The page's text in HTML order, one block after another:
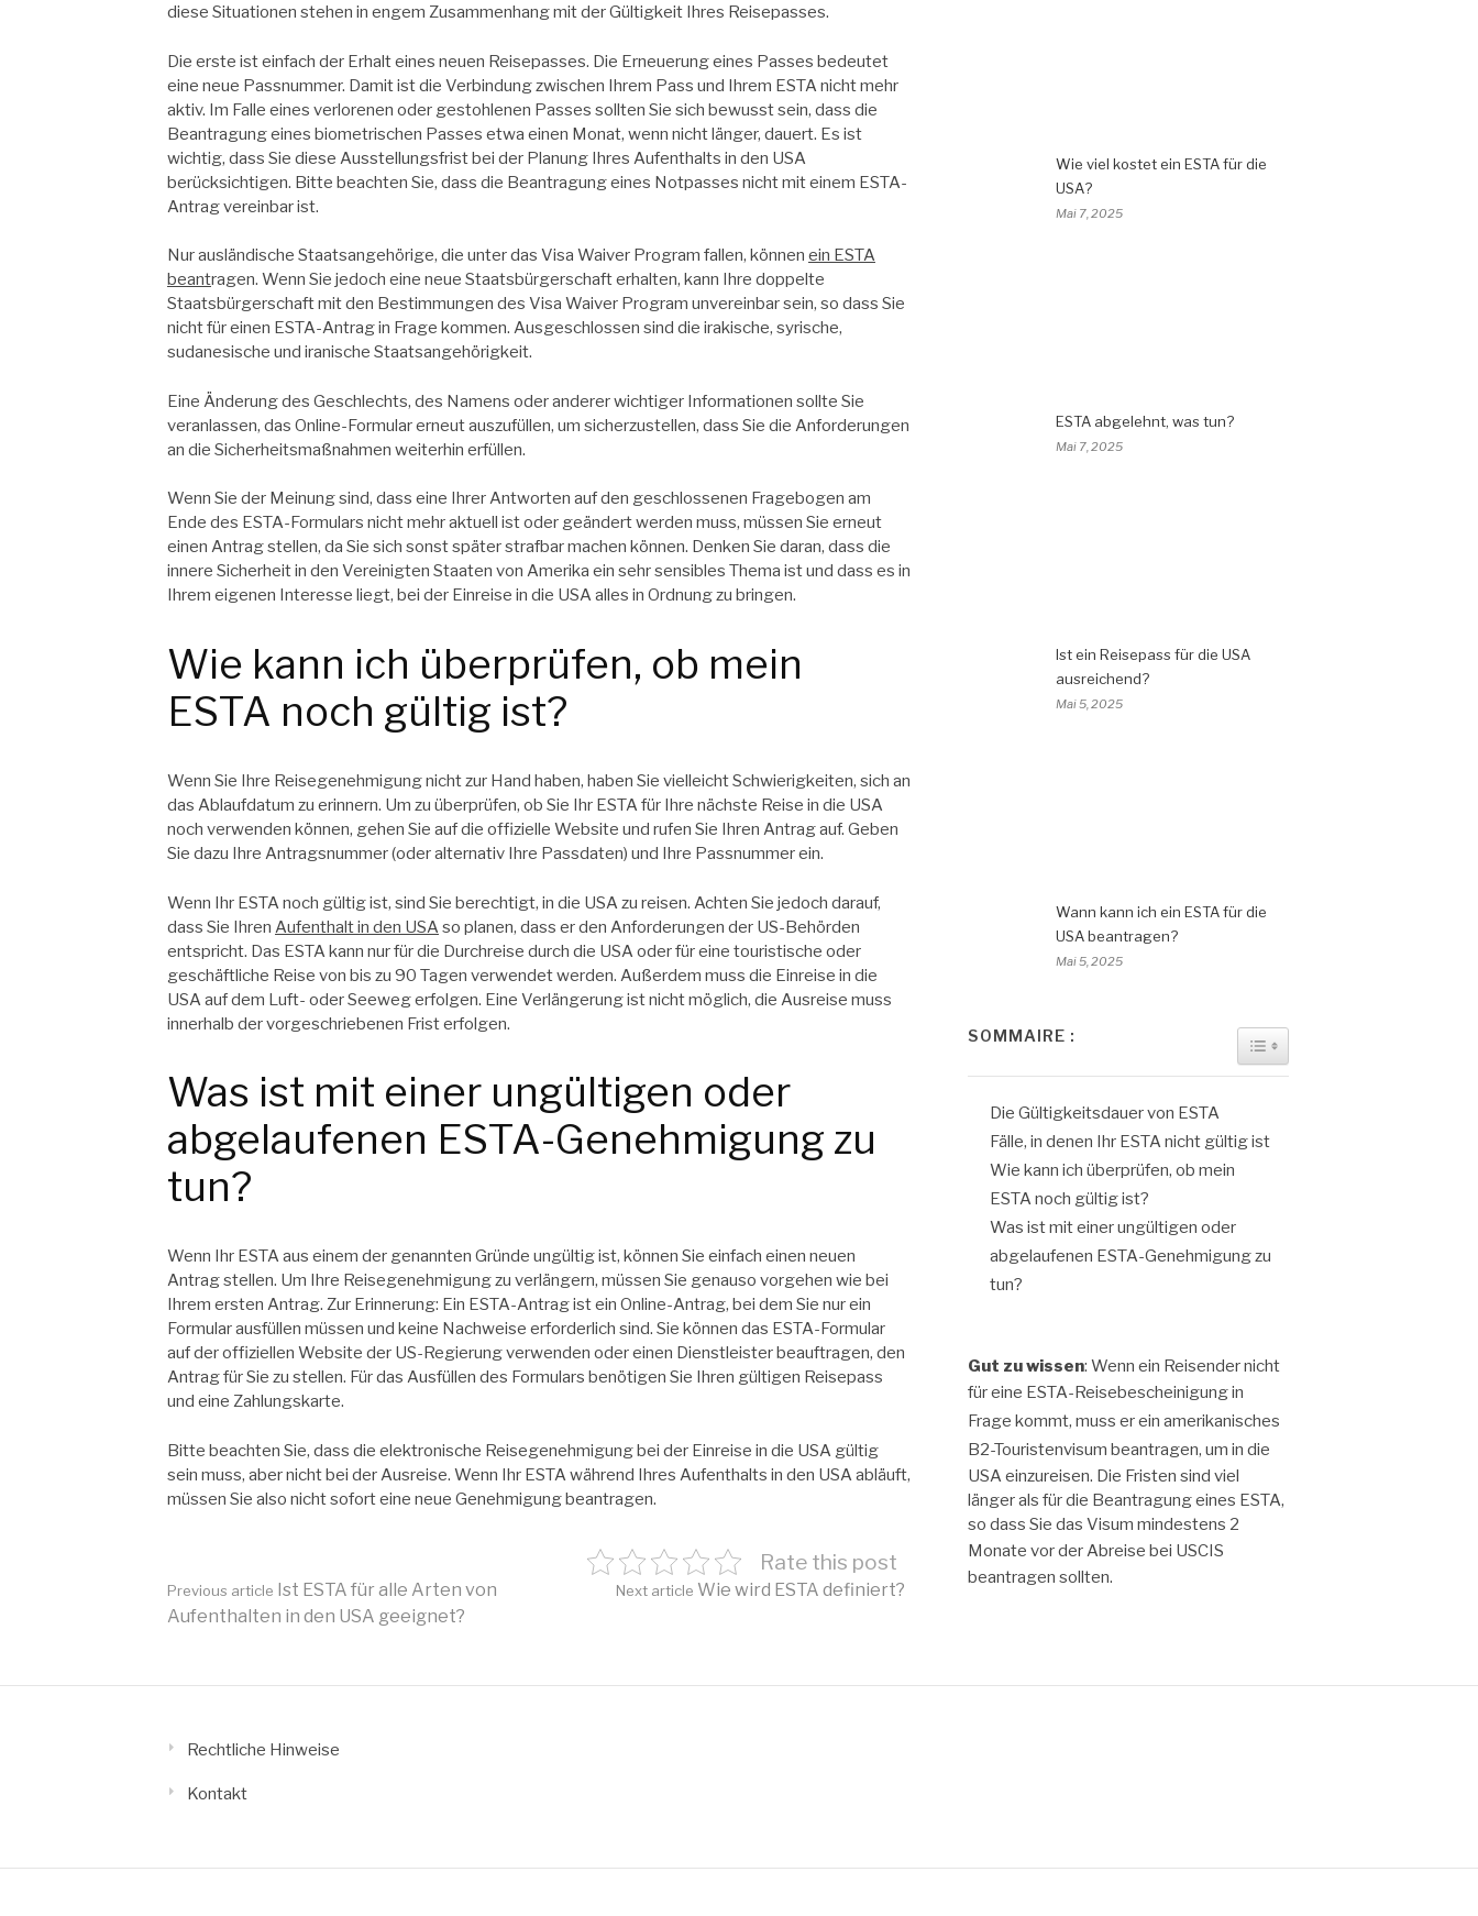
diese Situationen stehen in engem Zusammenhang mit der Gültigkeit Ihres Reisepasses.
Die erste ist einfach der Erhalt eines neuen Reisepasses. Die Erneuerung eines Passes bedeutet
eine neue Passnummer. Damit ist die Verbindung zwischen Ihrem Pass und Ihrem ESTA nicht mehr
aktiv. Im Falle eines verlorenen oder gestohlenen Passes sollten Sie sich bewusst sein, dass die
Beantragung eines biometrischen Passes etwa einen Monat, wenn nicht länger, dauert. Es ist
wichtig, dass Sie diese Ausstellungsfrist bei der Planung Ihres Aufenthalts in den USA
berücksichtigen. Bitte beachten Sie, dass die Beantragung eines Notpasses nicht mit einem ESTA-
Antrag vereinbar ist.
Nur ausländische Staatsangehörige, die unter das Visa Waiver Program fallen, können ein ESTA
beantragen. Wenn Sie jedoch eine neue Staatsbürgerschaft erhalten, kann Ihre doppelte
Staatsbürgerschaft mit den Bestimmungen des Visa Waiver Program unvereinbar sein, so dass Sie
nicht füreinen ESTA-Antragin Frage kommen. Ausgeschlossen sind die irakische, syrische,
sudanesische und iranische Staatsangehörigkeit.
Eine Änderung des Geschlechts, des Namens oder anderer wichtiger Informationen sollte Sie
veranlassen, das Online-Formular erneut auszufüllen, um sicherzustellen, dass Sie die Anforderungen
an die Sicherheitsmaßnahmen weiterhin erfüllen.
Wenn Sie der Meinung sind, dass eine Ihrer Antworten auf den geschlossenen Fragebogen am
Ende des ESTA-Formulars nicht mehr aktuell ist oder geändert werden muss, müssen Sie erneut
einen Antrag stellen, da Sie sich sonst später strafbar machen können. Denken Sie daran, dass die
innere Sicherheit in den Vereinigten Staaten von Amerika ein sehr sensibles Thema ist und dass es in
Ihrem eigenen Interesse liegt, bei der Einreise in die USA alles in Ordnung zu bringen.
Wie kann ich überprüfen, ob mein
ESTA noch gültig ist?
Wenn Sie Ihre Reisegenehmigung nicht zur Hand haben, haben Sie vielleicht Schwierigkeiten, sich an
das Ablaufdatum zu erinnern. Um zu überprüfen, ob Sie Ihr ESTA für Ihre nächste Reise in die USA
noch verwenden können, gehen Sie auf die offizielle Website und rufen Sie Ihren Antrag auf. Geben
Sie dazu Ihre Antragsnummer (oder alternativ Ihre Passdaten) und Ihre Passnummer ein.
Wenn Ihr ESTA noch gültig ist, sind Sie berechtigt, in die USA zu reisen. Achten Sie jedoch darauf,
dass Sie Ihren Aufenthalt in den USAso planen, dass er den Anforderungen der US-Behörden
entspricht. Das ESTA kann nur für die Durchreise durch die USA oder für eine touristische oder
geschäftliche Reise von bis zu 90 Tagen verwendet werden. Außerdem muss die Einreise in die
USA auf dem Luft- oder Seeweg erfolgen. Eine Verlängerung ist nicht möglich, die Ausreise muss
innerhalb der vorgeschriebenen Frist erfolgen.
Was ist mit einer ungültigen oder
abgelaufenen ESTA-Genehmigung zu
tun?
Wenn Ihr ESTA aus einem der genannten Gründe ungültig ist, können Sie einfach einen neuen
Antrag stellen. Um Ihre Reisegenehmigung zu verlängern, müssen Sie genauso vorgehen wie bei
Ihrem ersten Antrag. Zur Erinnerung: Ein ESTA-Antrag ist ein Online-Antrag, bei dem Sie nur ein
Formular ausfüllen müssen und keine Nachweise erforderlich sind. Sie können das ESTA-Formular
auf der offiziellen Website der US-Regierung verwenden oder einen Dienstleister beauftragen, den
Antrag für Sie zu stellen. Für das Ausfüllen des Formulars benötigen Sie Ihren gültigen Reisepass
und eine Zahlungskarte.
Bitte beachten Sie, dass die elektronische Reisegenehmigung bei der Einreise in die USA gültig
sein muss, aber nicht bei der Ausreise. Wenn Ihr ESTA während Ihres Aufenthalts in den USA abläuft,
müssen Sie also nicht sofort eine neue Genehmigung beantragen.
Rate this post
Continue
Reading
Previous article Ist ESTA für alle Arten von
Aufenthalten in den USA geeignet?
Next article Wie wird ESTA definiert?
Wie viel kostet ein ESTA für die
USA?
Mai 7, 2025
ESTA abgelehnt, was tun?
Mai 7, 2025
Ist ein Reisepass für die USA
ausreichend?
Mai 5, 2025
Wann kann ich ein ESTA für die
USA beantragen?
Mai 5, 2025
SOMMAIRE : TOGGLE TABLE OF CONTENT
Die Gültigkeitsdauer von ESTA
Fälle, in denen Ihr ESTA nicht gültig ist
Wie kann ich überprüfen, ob mein
ESTA noch gültig ist?
Was ist mit einer ungültigen oder
abgelaufenen ESTA-Genehmigung zu
tun?
Gut zu wissen: Wenn ein Reisender nicht
für eine ESTA-Reisebescheinigungin
Frage kommt, muss er ein amerikanisches
B2-Touristenvisum beantragen, um in die
USA einzureisen. Die Fristen sind viel
länger als für die Beantragung eines ESTA,
so dass Sie das Visum mindestens 2
Monate vor der Abreise bei USCIS
beantragen sollten.
Rechtliche Hinweise
Kontakt